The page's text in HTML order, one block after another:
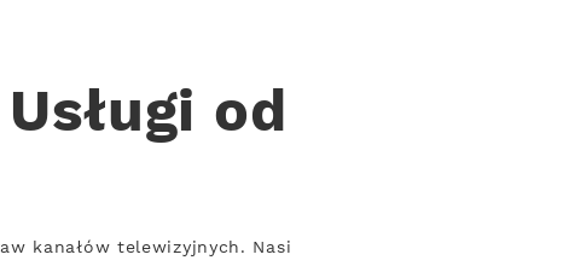
od
kanałów telewizyjnych. Nasi